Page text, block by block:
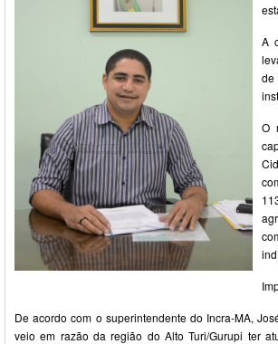
A
O
De acordo com o superintendente do Incra-MA,
veio em razão da região do Alto Turi/Gurupi ter